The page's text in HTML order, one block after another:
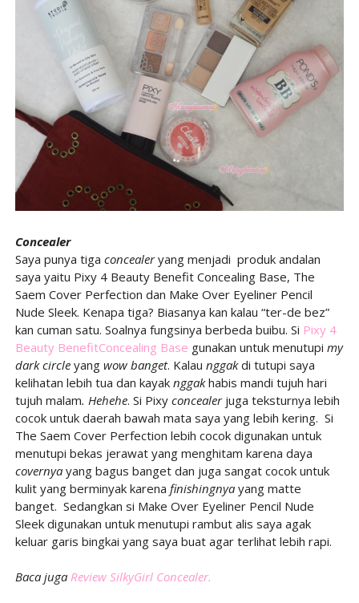
Concealer
Saya punya tiga concealeryang menjadi produk andalan
saya yaitu Pixy 4 Beauty Benefit Concealing Base, The
Saem Cover Perfection dan Make Over Eyeliner Pencil
Nude Sleek. Kenapa tiga? Biasanya kan kalau “ter-de bez”
kan cuman satu. Soalnya fungsinya berbeda buibu. Si Pixy 4
Beauty BenefitConcealing Base gunakan untuk menutupi my
dark circleyang wow banget. Kalau nggakdi tutupi saya
kelihatan lebih tua dan kayak nggakhabis mandi tujuh hari
tujuh malam. Hehehe. Si Pixy concealerjuga teksturnya lebih
cocok untuk daerah bawah mata saya yang lebih kering. Si
The Saem Cover Perfection lebih cocok digunakan untuk
menutupi bekas jerawat yang menghitam karena daya
covernya yang bagus banget dan juga sangat cocok untuk
kulit yang berminyak karena finishingnya yang matte
banget. Sedangkan si Make Over Eyeliner Pencil Nude
Sleek digunakan untuk menutupi rambut alis saya agak
keluar garis bingkai yang saya buat agar terlihat lebih rapi.
Baca jugaReview SilkyGirl Concealer.